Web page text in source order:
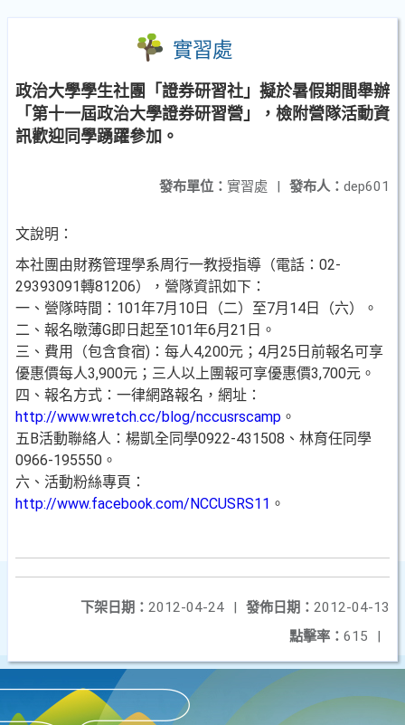
實習處
政治大學學生社團「證券研習社」擬於暑假期間舉辦
「第十一屆政治大學證券研習營」，檢附營隊活動資
訊歡迎同學踴躍參加。
發布人： dep601
發布單位： 實習處 |
文說明：
本社團由財務管理學系周行一教授指導（電話：02-
29393091轉81206），營隊資訊如下：
一、營隊時間：101年7月10日（二）至7月14日（六）。
二、報名暾薄G即日起至101年6月21日。
三、費用（包含食宿)：每人4,200元；4月25日前報名可享
優惠價每人3,900元；三人以上團報可享優惠價3,700元。
四、報名方式：一律網路報名，網址：
http://www.wretch.cc/blog/nccusrscamp 。
五B活動聯絡人：楊凱全同學0922-431508、林育任同學
0966-195550。
六、活動粉絲專頁：
http://www.facebook.com/NCCUSRS11 。
發佈日期： 2012-04-13
下架日期： 2012-04-24
|
點擊率： 615 |